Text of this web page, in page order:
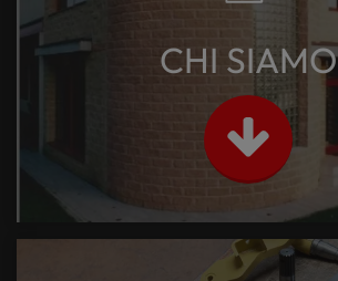
CHI SIAMO